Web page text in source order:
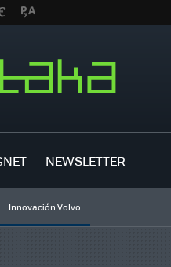
NEWSLETTER
Innovación Volvo